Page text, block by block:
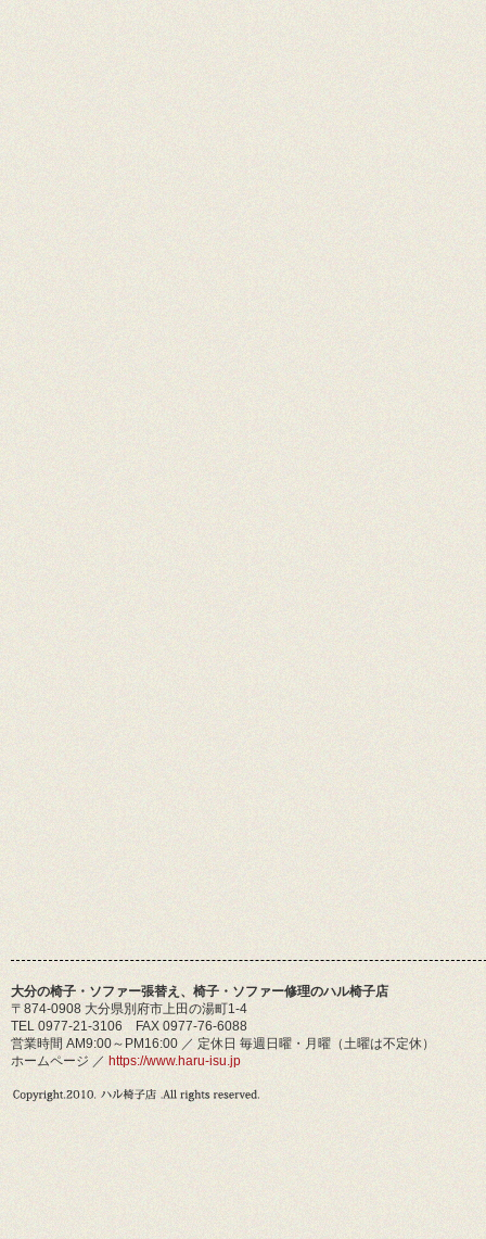
大分の椅子・ソファー張替え、椅子・ソファー修理のハル椅子店
〒874-0908 大分県別府市上田の湯町1-4
TEL 0977-21-3106 FAX 0977-76-6088
営業時間 AM9:00～PM16:00 ／ 定休日 毎週日曜・月曜（土曜は不定休）
ホームページ ／ https://www.haru-isu.jp